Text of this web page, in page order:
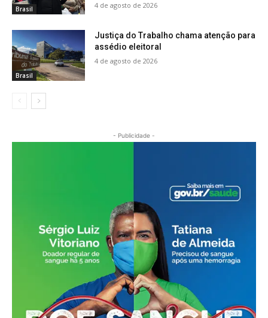
Brasil 4 de agosto de 2026
Brasil
Justiça do Trabalho chama atenção para
assédio eleitoral
4 de agosto de 2026
- Publicidade -